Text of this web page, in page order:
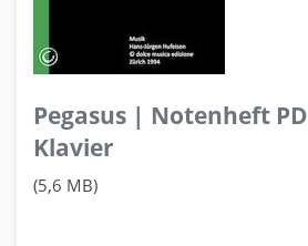
Pegasus | Notenheft
Klavier
(5,6 MB)